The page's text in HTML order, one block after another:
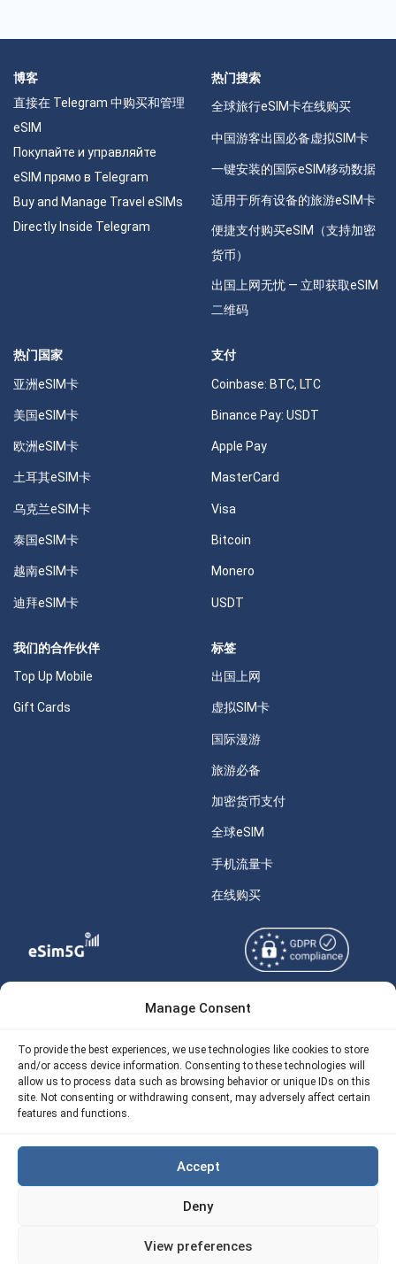
Manage Consent
To provide the best experiences, we use technologies like cookies to store
and/or access device information. Consenting to these technologies will
allow us to process data such as browsing behavior or unique IDs on this
site. Not consenting or withdrawing consent, may adversely affect certain
features and functions.
Accept
Deny
View preferences
博客
直接在 Telegram 中购买和管理
eSIM
Покупайте и управляйте
eSIM прямо в Telegram
Buy and Manage Travel eSIMs
Directly Inside Telegram
热门搜索
全球旅行eSIM卡在线购买
中国游客出国必备虚拟SIM卡
一键安装的国际eSIM移动数据
适用于所有设备的旅游eSIM卡
便捷支付购买eSIM（支持加密
货币）
出国上网无忧 — 立即获取eSIM
二维码
热门国家
亚洲eSIM卡
美国eSIM卡
欧洲eSIM卡
土耳其eSIM卡
乌克兰eSIM卡
泰国eSIM卡
越南eSIM卡
迪拜eSIM卡
支付
Coinbase: BTC, LTC
Binance Pay: USDT
Apple Pay
MasterCard
Visa
Bitcoin
Monero
USDT
我们的合作伙伴
Top Up Mobile
Gift Cards
标签
出国上网
虚拟SIM卡
国际漫游
旅游必备
加密货币支付
全球eSIM
手机流量卡
在线购买
Your Tickets
免费eSIM流量计算器
我们的 API
eSIM5G 退款政策
Copyright © 2026
使用条款
隐私政策
Site Map